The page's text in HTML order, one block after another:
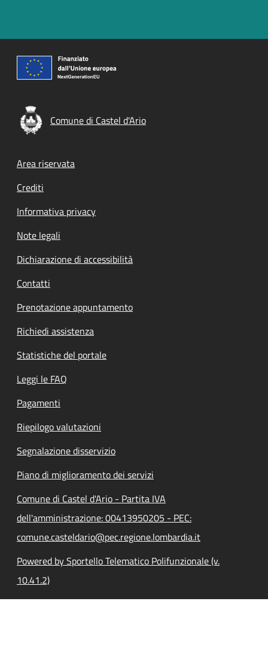
Comune di Castel d'Ario
Footer menu
Area riservata
Crediti
Informativa privacy
Note legali
Dichiarazione di accessibilità
Contatti
Prenotazione appuntamento
Richiedi assistenza
Statistiche del portale
Leggi le FAQ
Pagamenti
Riepilogo valutazioni
Segnalazione disservizio
Piano di miglioramento dei servizi
Comune di Castel d'Ario - Partita IVA
dell'amministrazione: 00413950205 - PEC:
comune.casteldario@pec.regione.lombardia.it
Powered by Sportello Telematico Polifunzionale (v.
10.41.2)